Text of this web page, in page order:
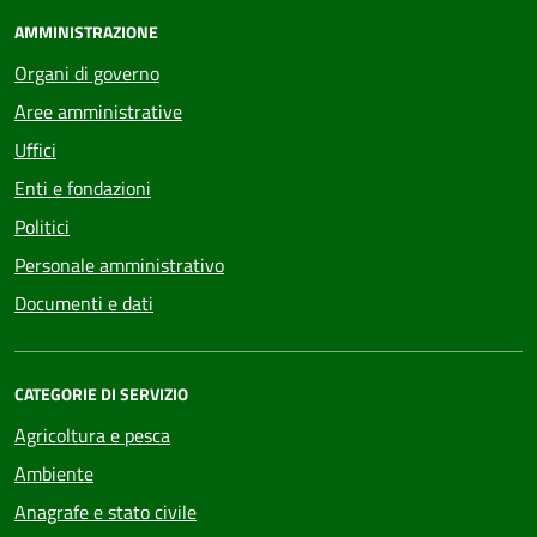
AMMINISTRAZIONE
Organi di governo
Aree amministrative
Uffici
Enti e fondazioni
Politici
Personale amministrativo
Documenti e dati
CATEGORIE DI SERVIZIO
Agricoltura e pesca
Ambiente
Anagrafe e stato civile